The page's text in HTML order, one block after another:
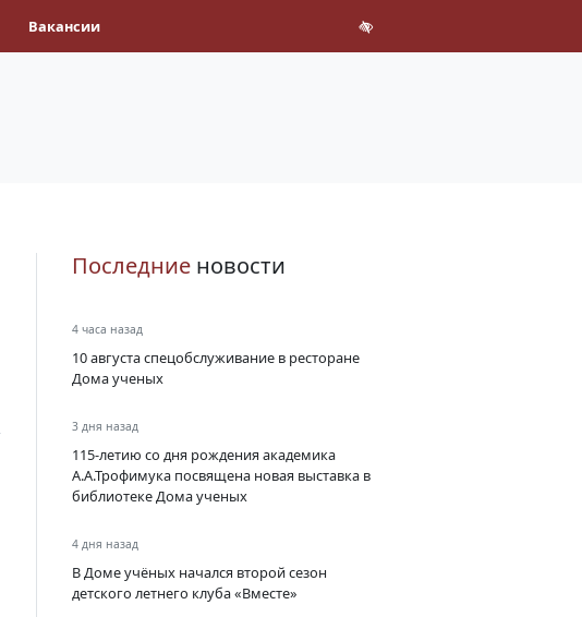
Вакансии
Последние новости
4 часа назад
10 августа спецобслуживание в ресторане
Дома ученых
3 дня назад
115-летию со дня рождения академика
А.А.Трофимука посвящена новая выставка в
библиотеке Дома ученых
4 дня назад
В Доме учёных начался второй сезон
детского летнего клуба «Вместе»